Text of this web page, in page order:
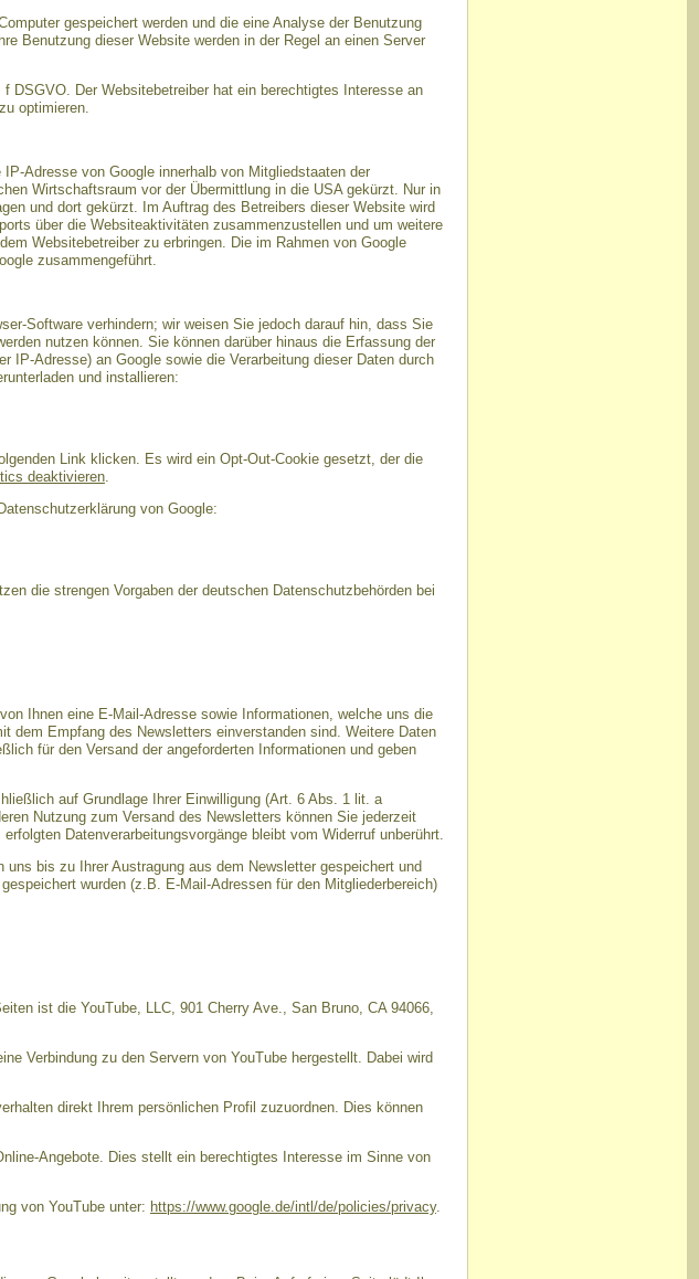
gespeichert werden und die eine Analyse der Benutzung
Benutzung dieser Website werden in der Regel an einen Server
DSGVO. Der Websitebetreiber hat ein berechtigtes Interesse an
optimieren.
Adresse von Google innerhalb von Mitgliedstaaten der
Wirtschaftsraum vor der Übermittlung in die USA gekürzt. Nur in
und dort gekürzt. Im Auftrag des Betreibers dieser Website wird
über die Websiteaktivitäten zusammenzustellen und um weitere
Websitebetreiber zu erbringen. Die im Rahmen von Google
zusammengeführt.
Software verhindern; wir weisen Sie jedoch darauf hin, dass Sie
nutzen können. Sie können darüber hinaus die Erfassung der
IP-Adresse) an Google sowie die Verarbeitung dieser Daten durch
und installieren:
Link klicken. Es wird ein Opt-Out-Cookie gesetzt, der die
deaktivieren.
von Google:
die strengen Vorgaben der deutschen Datenschutzbehörden bei
Ihnen eine E-Mail-Adresse sowie Informationen, welche uns die
dem Empfang des Newsletters einverstanden sind. Weitere Daten
für den Versand der angeforderten Informationen und geben
auf Grundlage Ihrer Einwilligung (Art. 6 Abs. 1 lit. a
Nutzung zum Versand des Newsletters können Sie jederzeit
Datenverarbeitungsvorgänge bleibt vom Widerruf unberührt.
bis zu Ihrer Austragung aus dem Newsletter gespeichert und
wurden (z.B. E-Mail-Adressen für den Mitgliederbereich)
ist die YouTube, LLC, 901 Cherry Ave., San Bruno, CA 94066,
Verbindung zu den Servern von YouTube hergestellt. Dabei wird
direkt Ihrem persönlichen Profil zuzuordnen. Dies können
Angebote. Dies stellt ein berechtigtes Interesse im Sinne von
von YouTube unter: https://www.google.de/intl/de/policies/privacy.